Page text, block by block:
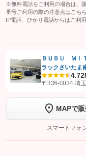
※無料電話をご利用の場合は、
番号ご利用の際の注意点は こちら
IP電話、ひかり電話からはご利
【STEP1】認証画面でグーネ
します
【STEP2】 トーク画面で
完了してください
ＢＵＢＵ ＭＩ
ラックさいたま
4.7
〒336-0034 埼
MAPで
スマートフォ